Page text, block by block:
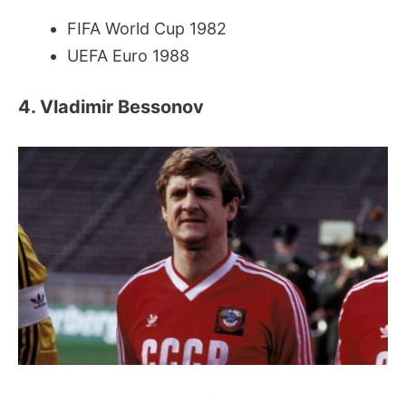
FIFA World Cup 1982
UEFA Euro 1988
4. Vladimir Bessonov